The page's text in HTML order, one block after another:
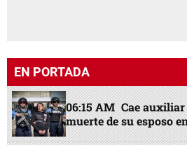
EN PORTADA
06:15 AM Cae
muerte de su esposo